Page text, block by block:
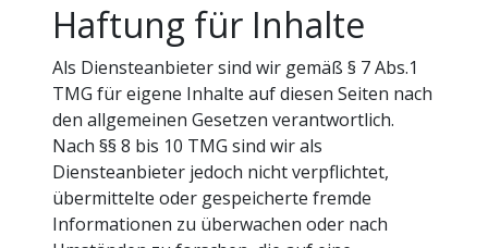
Haftung für Inhalte
Als Diensteanbieter sind wir gemäß § 7 Abs.1
TMG für eigene Inhalte auf diesen Seiten nach
den allgemeinen Gesetzen verantwortlich.
Nach §§ 8 bis 10 TMG sind wir als
Diensteanbieter jedoch nicht verpflichtet,
übermittelte oder gespeicherte fremde
Informationen zu überwachen oder nach